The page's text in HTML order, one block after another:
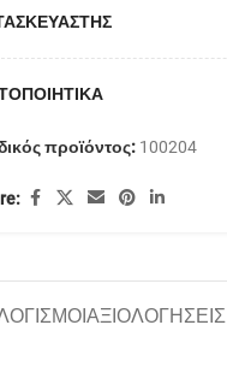
προϊόντος: 100204
ΑΞΙΟΛΟΓΗΣΕΙΣ